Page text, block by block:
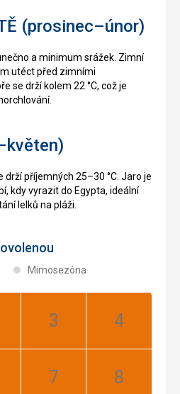
(prosinec–únor)
a minimum srážek. Zimní
utéct před zimními
se drží kolem 22 °C, což je
drží příjemných 25–30 °C. Jaro je
kdy vyrazit do Egypta, ideální
lelků na pláži.
Mimosezóna
Březen:
Duben:
Červenec:
Srpen: